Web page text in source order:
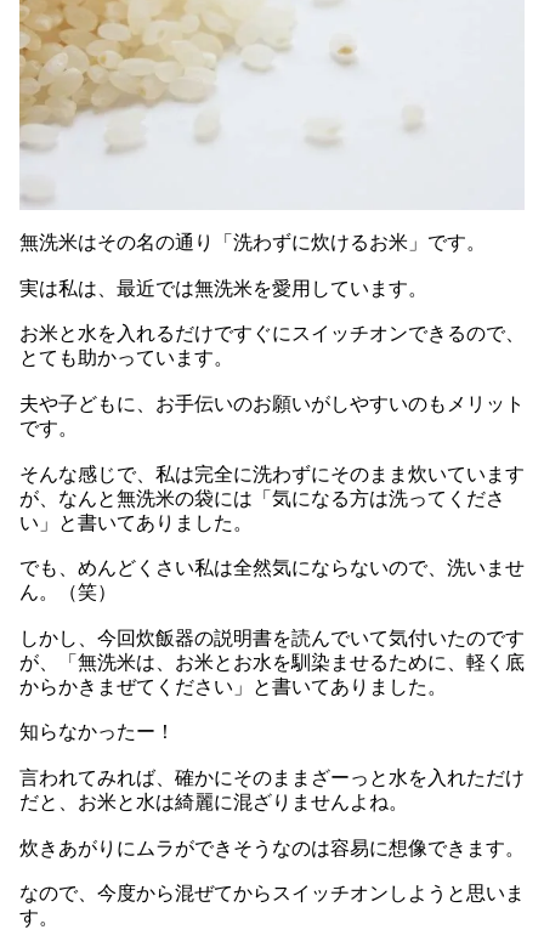
無洗米はその名の通り「洗わずに炊けるお米」です。
実は私は、最近では無洗米を愛用しています。
お米と水を入れるだけですぐにスイッチオンできるので、
とても助かっています。
夫や子どもに、お手伝いのお願いがしやすいのもメリット
です。
そんな感じで、私は完全に洗わずにそのまま炊いています
が、なんと無洗米の袋には「気になる方は洗ってくださ
い」と書いてありました。
でも、めんどくさい私は全然気にならないので、洗いませ
ん。（笑）
しかし、今回炊飯器の説明書を読んでいて気付いたのです
が、「無洗米は、お米とお水を馴染ませるために、軽く底
からかきまぜてください」と書いてありました。
知らなかったー！
言われてみれば、確かにそのままざーっと水を入れただけ
だと、お米と水は綺麗に混ざりませんよね。
炊きあがりにムラができそうなのは容易に想像できます。
なので、今度から混ぜてからスイッチオンしようと思いま
す。